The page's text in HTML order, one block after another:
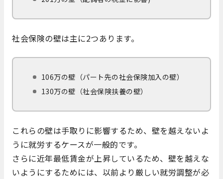
社会保険の壁は主に2つあります。
106万の壁（パート先の社会保険加入の壁）
130万の壁（社会保険扶養の壁）
これらの壁は手取りに影響するため、壁を越えないよ
うに就労するケースが一般的です。
さらに近年最低賃金が上昇しているため、壁を越えな
いようにするためには、以前より厳しい就労調整が必